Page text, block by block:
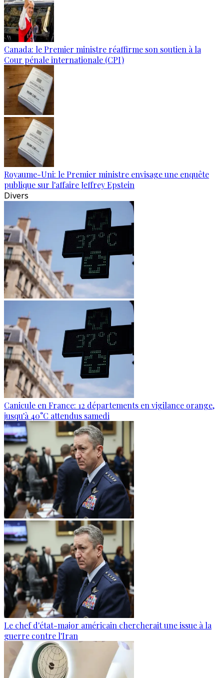
Canada: le Premier ministre réaffirme son soutien à la
Cour pénale internationale (CPI)
Royaume-Uni: le Premier ministre envisage une enquête
publique sur l'affaire Jeffrey Epstein
Divers
Canicule en France: 12 départements en vigilance orange,
jusqu'à 40°C attendus samedi
Le chef d'état-major américain chercherait une issue à la
guerre contre l'Iran